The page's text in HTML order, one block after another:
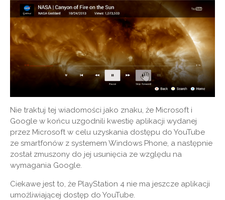
Nie traktuj tej wiadomości jako znaku, że Microsoft i
Google w końcu uzgodnili kwestię aplikacji wydanej
przez Microsoft w celu uzyskania dostępu do YouTube
ze smartfonów z systemem Windows Phone, a następnie
został zmuszony do jej usunięcia ze względu na
wymagania Google.
Ciekawe jest to, że PlayStation 4 nie ma jeszcze aplikacji
umożliwiającej dostęp do YouTube.